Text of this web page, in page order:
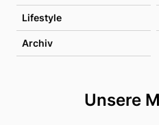
Lifestyle
Archiv
Unsere